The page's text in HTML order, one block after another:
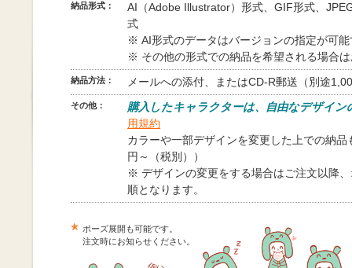
納品形式：
AI（Adobe Illustrator）形式、GIF形式、
式
※ AI形式のデータはバージョンの指定が可能
※ その他の形式での納品を希望される場合
納品方法： メールへの添付、またはCD-R郵送（別途
その他：
購入したキャラクターは、自由なデザイン
用規約
カラーや一部デザインを変更した上での納
円～（税別））
※ デザインの変更をする場合はご注文以降
順となります。
ポーズ展開も可能です。
注文時にお知らせください。